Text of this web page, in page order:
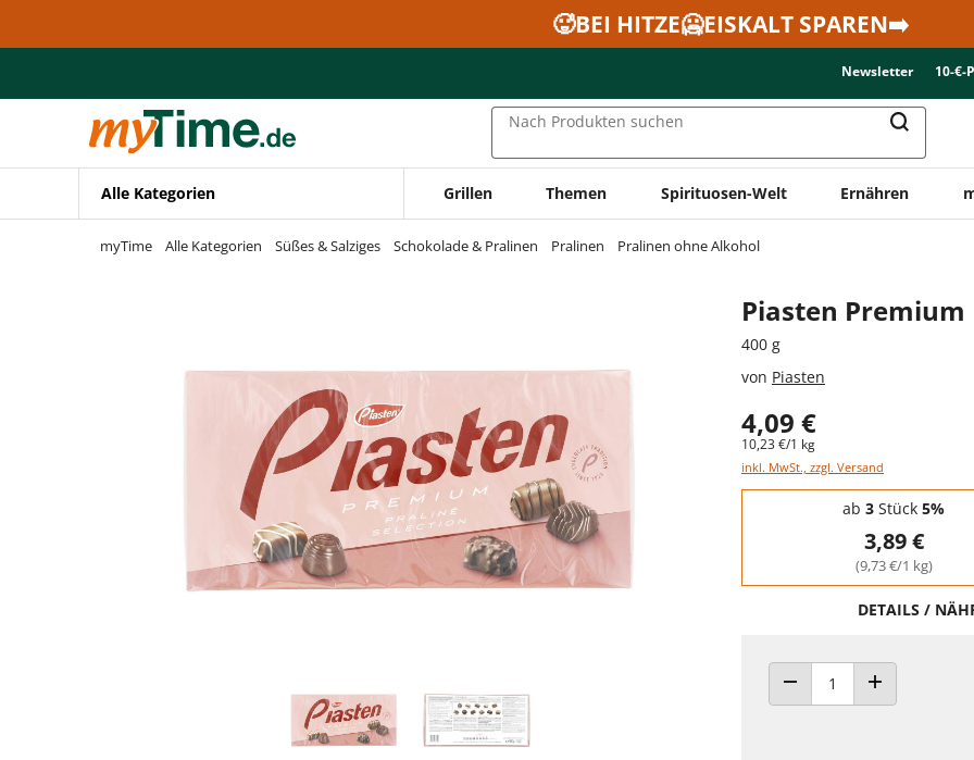
Zur Navigation springen
🥵BEI HITZE🥶EISKALT SPAREN➡️
Newsletter 10-€-
Nach Produkten suchen
Alle Kategorien Grillen Themen Spirituosen-Welt Ernähren
myTime Alle Kategorien Süßes & Salziges Schokolade & Pralinen Pralinen Pralinen ohne Alkohol
Piasten
400 g
von Piasten
4,09 €
10,23 €/1 kg
inkl. MwSt., zzgl. Versand
Staffelpreise - Mengenrabatt
ab 3 Stück 5%
3,89 €
(9,73 €/1 kg)
DETAILS /
ANZAHL VERRINGERN
ANZAHL